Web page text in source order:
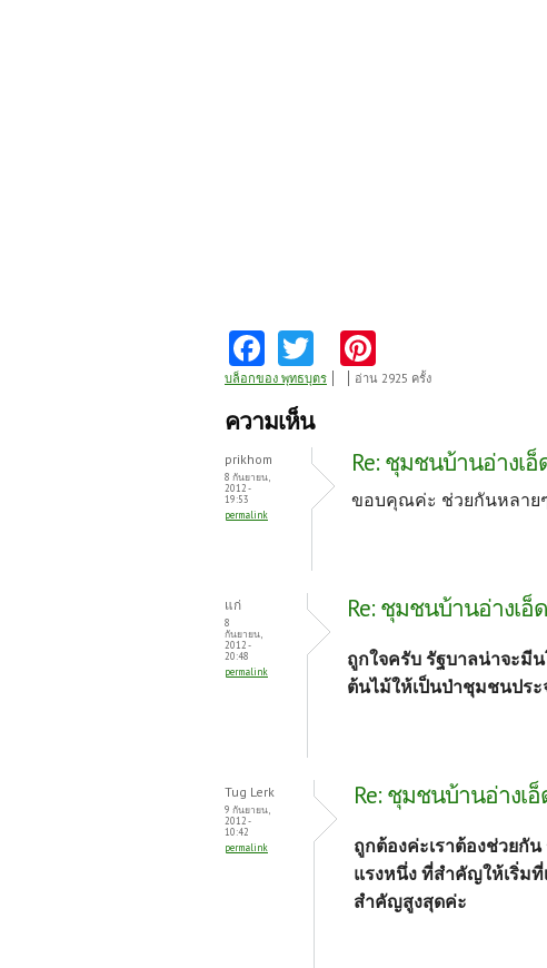
Fa
ce
b
o
o
k
w
itt
nt
es
t
บล็อกของ พุทธบุตร อ่าน 2925 ครั้ง
ความเห็น
prikhom
8 กันยายน,
2012 -
19:53
permalink
Re: ชุมชนบ้านอ่างเอ็
ขอบคุณค่ะ ช่วยกันหลาย
แก่
8
กันยายน,
2012 -
20:48
permalink
Re: ชุมชนบ้านอ่างเอ็ด
ถูกใจครับ รัฐบาลน่าจะมี
ต้นไม้ให้เป็นป่าชุมชนปร
Tug Lerk
9 กันยายน,
2012 -
10:42
permalink
Re: ชุมชนบ้านอ่างเอ็
ถูกต้องค่ะเราต้องช่วยกั
แรงหนึ่ง ที่สำคัญให้เริ่มที่
สำคัญสูงสุดค่ะ